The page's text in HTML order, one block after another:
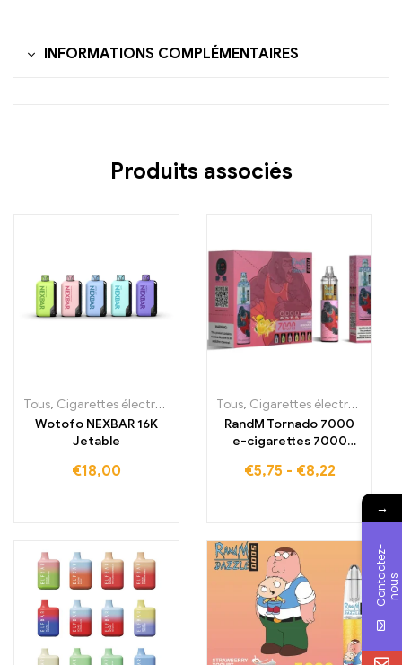
INFORMATIONS COMPLÉMENTAIRES
Produits associés
Tous, Cigarettes électroniques jetables ,Cigarettes électroniques
Wotofo NEXBAR 16K
Jetable
€18,00
Tous, Cigarettes électroniques jetables
RandM Tornado 7000
e-cigarettes 7000
en France
€5,75 - €8,22
→
C
o
n
t a
c
t
e
z
-
n
o
u s